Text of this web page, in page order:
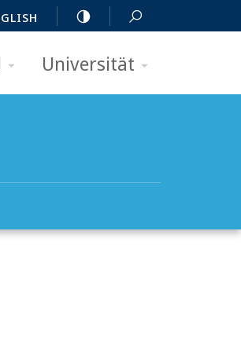
Universität